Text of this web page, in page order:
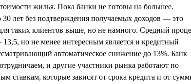
жилья. Пока банки не готовы на большее.
30 лет без подтверждения получаемых доходов — это
таких клиентов выше, но не намного. Средний
но не менее интересным является и кредитный
автоматическое снижение до 13%. Банк
и другие участники рынка работают по
ставкам, которые зависят от срока кредита и от